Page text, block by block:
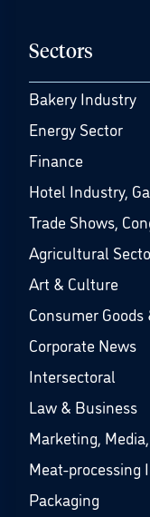
Sectors
Bakery Industry
Energy Sector
Finance
Hotel Industry,
Trade Shows,
Agricultural
Art & Culture
Consumer
Corporate News
Intersectoral
Law & Business
Marketing,
Meat-processing
Packaging